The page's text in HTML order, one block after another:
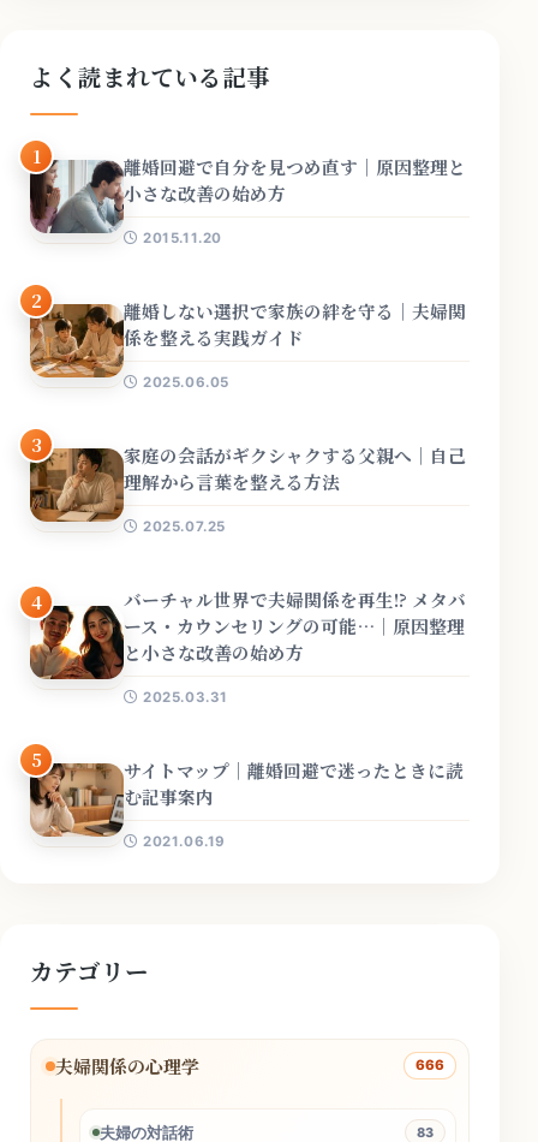
よく読まれている記事
1
離婚回避で自分を見つめ直す｜原因整理と
小さな改善の始め方
2015.11.20
2
離婚しない選択で家族の絆を守る｜夫婦関
係を整える実践ガイド
2025.06.05
3
家庭の会話がギクシャクする父親へ｜自己
理解から言葉を整える方法
2025.07.25
4
バーチャル世界で夫婦関係を再生!? メタバ
ース・カウンセリングの可能…｜原因整理
と小さな改善の始め方
2025.03.31
5
サイトマップ｜離婚回避で迷ったときに読
む記事案内
2021.06.19
カテゴリー
夫婦関係の心理学 666
夫婦の対話術 83